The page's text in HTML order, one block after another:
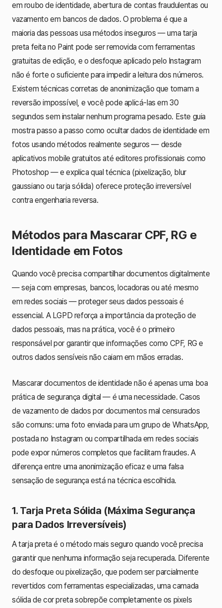
em roubo de identidade, abertura de contas fraudulentas ou
vazamento em bancos de dados. O problema é que a
maioria das pessoas usa métodos inseguros — uma tarja
preta feita no Paint pode ser removida com ferramentas
gratuitas de edição, e o desfoque aplicado pelo Instagram
não é forte o suficiente para impedir a leitura dos números.
Existem técnicas corretas de anonimização que tornam a
reversão impossível, e você pode aplicá-las em 30
segundos sem instalar nenhum programa pesado. Este guia
mostra passo a passo como ocultar dados de identidade em
fotos usando métodos realmente seguros — desde
aplicativos mobile gratuitos até editores profissionais como
Photoshop — e explica qual técnica (pixelização, blur
gaussiano ou tarja sólida) oferece proteção irreversível
contra engenharia reversa.
Métodos para Mascarar CPF, RG e
Identidade em Fotos
Quando você precisa compartilhar documentos digitalmente
— seja com empresas, bancos, locadoras ou até mesmo
em redes sociais — proteger seus dados pessoais é
essencial. A LGPD reforça a importância da proteção de
dados pessoais, mas na prática, você é o primeiro
responsável por garantir que informações como CPF, RG e
outros dados sensíveis não caiam em mãos erradas.
Mascarar documentos de identidade não é apenas uma boa
prática de segurança digital — é uma necessidade. Casos
de vazamento de dados por documentos mal censurados
são comuns: uma foto enviada para um grupo de WhatsApp,
postada no Instagram ou compartilhada em redes sociais
pode expor números completos que facilitam fraudes. A
diferença entre uma anonimização eficaz e uma falsa
sensação de segurança está na técnica escolhida.
1. Tarja Preta Sólida (Máxima Segurança
para Dados Irreversíveis)
A tarja preta é o método mais seguro quando você precisa
garantir que nenhuma informação seja recuperada. Diferente
do desfoque ou pixelização, que podem ser parcialmente
revertidos com ferramentas especializadas, uma camada
sólida de cor preta sobrepõe completamente os pixels